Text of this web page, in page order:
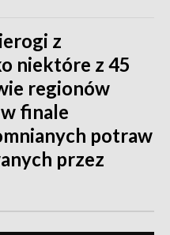
z
niektóre z 45
regionów
finale
potraw
przez